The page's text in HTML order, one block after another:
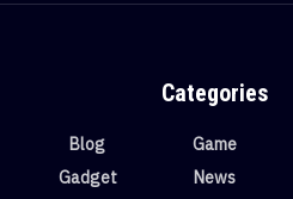
Categories
Blog
Gadget
Game
News